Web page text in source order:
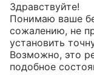
Здравствуйте!
Понимаю ваше
сожалению, не
установить
Возможно, это
подобное